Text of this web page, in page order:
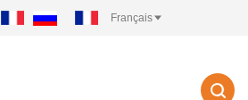
Français